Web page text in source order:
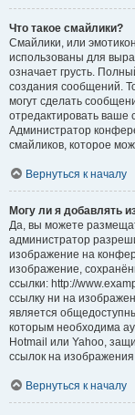
Что такое смайлики?
Смайлики, или
использованы для
означает грусть.
создания сообщений.
могут сделать
отредактировать ваше
Администратор
смайликов, которое
Вернуться к началу
Могу ли я добавлять
Да, вы можете
администратор
изображение на
изображение,
ссылки: http://
ссылку ни на
является
которым необходима
Hotmail или Yahoo,
ссылок на
Вернуться к началу